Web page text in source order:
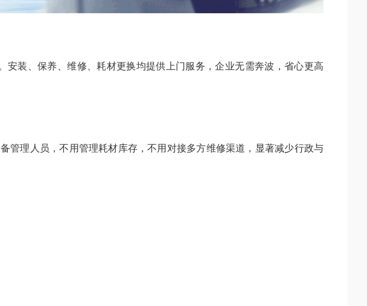
装、保养、维修、耗材更换均提供上门服务，企业无需奔波，省心更高
管理人员，不用管理耗材库存，不用对接多方维修渠道，显著减少行政与